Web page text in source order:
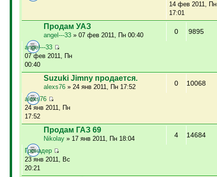
14 фев 2011, Пн
17:01
Продам УАЗ
angel---33» 07 фев 2011, Пн 00:40 0 9895
angel---33
07 фев 2011, Пн
00:40
Suzuki Jimny продается.
alexs76» 24 янв 2011, Пн 17:52 0 10068
alexs76
24 янв 2011, Пн
17:52
Продам ГАЗ 69
Nikolay» 17 янв 2011, Пн 18:04 4 14684
Гренадер
23 янв 2011, Вс
20:21